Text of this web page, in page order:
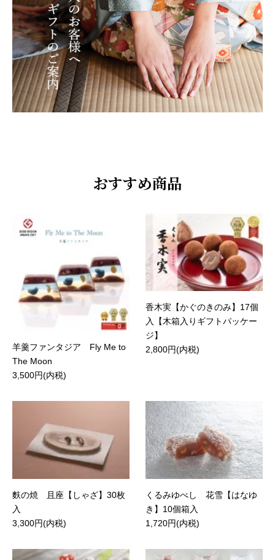
おすすめ商品
羊羹ファンタジア Fly Me to
The Moon
3,500円(内税)
香木実【かぐのきのみ】17個
入【木箱入りギフトパッケー
ジ】
2,800円(内税)
麩の焼 且座【しゃざ】30枚
入
3,300円(内税)
くるみゆべし 花雪【はなゆ
き】10個箱入
1,720円(内税)